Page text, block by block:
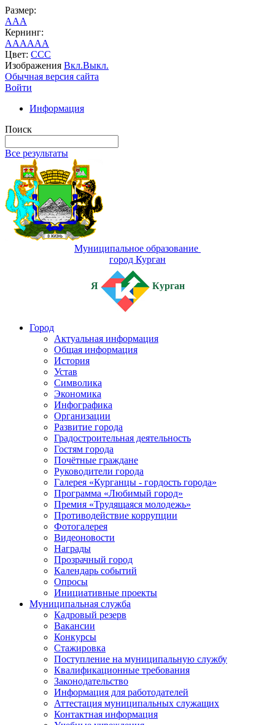
Размер:
AAA
Кернинг:
AAAAAA
Цвет: CCC
Изображения Вкл.Выкл.
Обычная версия сайта
Войти
Информация
Поиск
Все результаты
Муниципальное образование
город Курган
Я Курган
Город
Актуальная информация
Общая информация
История
Устав
Символика
Экономика
Инфографика
Организации
Развитие города
Градостроительная деятельность
Гостям города
Почётные граждане
Руководители города
Галерея «Курганцы - гордость города»
Программа «Любимый город»
Премия «Трудящаяся молодежь»
Противодействие коррупции
Фотогалерея
Видеоновости
Награды
Прозрачный город
Календарь событий
Опросы
Инициативные проекты
Муниципальная служба
Кадровый резерв
Вакансии
Конкурсы
Стажировка
Поступление на муниципальную службу
Квалификационные требования
Законодательство
Информация для работодателей
Аттестация муниципальных служащих
Контактная информация